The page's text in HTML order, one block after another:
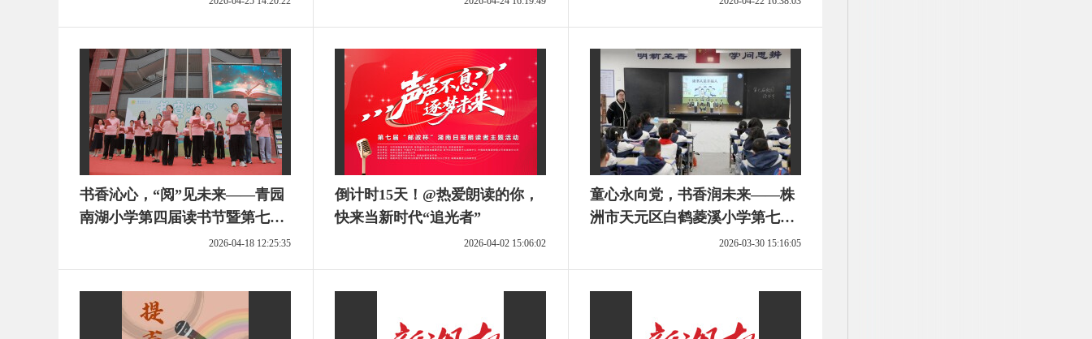
书香沁心，“阅”见未来——青园
南湖小学第四届读书节暨第七
届“邮政杯”湖南日报朗读者主题
2026-04-18 12:25:35
倒计时15天！@热爱朗读的你，
快来当新时代“追光者”
2026-04-02 15:06:02
童心永向党，书香润未来——株
洲市天元区白鹤菱溪小学第七届
校园读书节暨湖南日报朗读者主
2026-03-30 15:16:05